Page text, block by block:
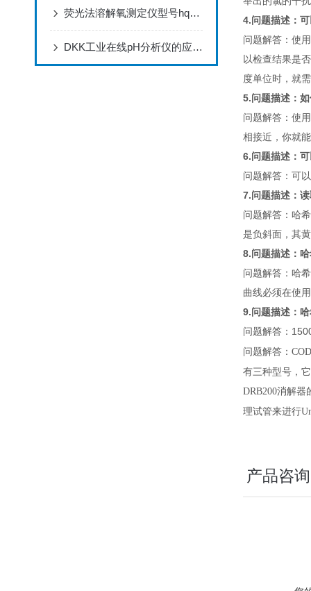
荧光法溶解氧测定仪型号hq30d是什么
DKK工业在线pH分析仪的应用优势
4.问题描述：
问题解答：使
以检查结果是
度单位时，就
5.问题描述：
问题解答：使
相接近，你就
6.问题描述：
问题解答：可
7.问题描述：
问题解答：哈
是负斜面，其
8.问题描述：
问题解答：哈
曲线必须在使
9.问题描述：
问题解答：
问题解答： COD
有三种型号，
DRB200消解器
理试管来进行
产品咨询